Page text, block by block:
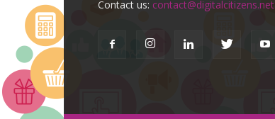
Contact us: contact@digitalcitizens.net